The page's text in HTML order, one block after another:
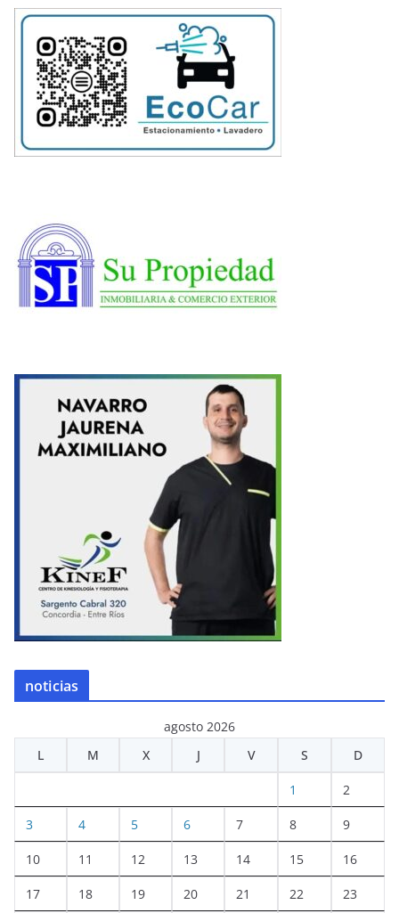
noticias
agosto 2026
L
M X J V S D
1 2
3 4 5 6 7 8 9
10 11 12 13 14 15 16
17 18 19 20 21 22 23